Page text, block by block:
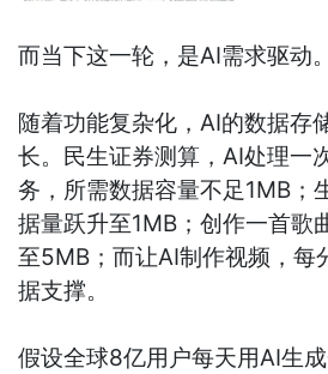
而当下这一轮，是AI需求驱动。
随着功能复杂化，AI的数据存
长。民生证券测算，AI处理一
务，所需数据容量不足1MB；
据量跃升至1MB；创作一首歌
至5MB；而让AI制作视频，每
据支撑。
假设全球8亿用户每天用AI生